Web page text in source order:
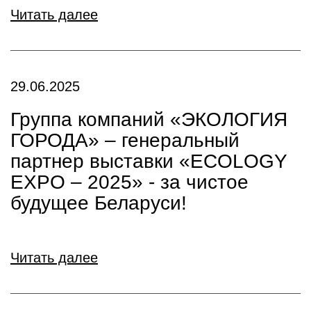
Читать далее
29.06.2025
Группа компаний «ЭКОЛОГИЯ
ГОРОДА» – генеральный
партнер выставки «ECOLOGY
EXPO – 2025» - за чистое
будущее Беларуси!
Читать далее